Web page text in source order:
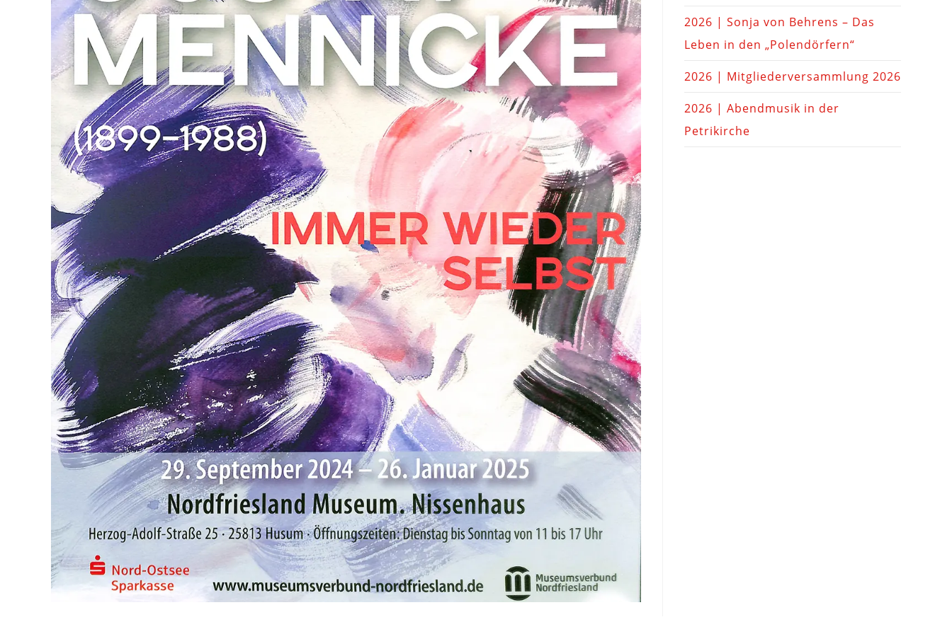
2026 | Sonja von Behrens – Das
Leben in den „Polendörfern“
2026 | Mitgliederversammlung 2026
2026 | Abendmusik in der
Petrikirche